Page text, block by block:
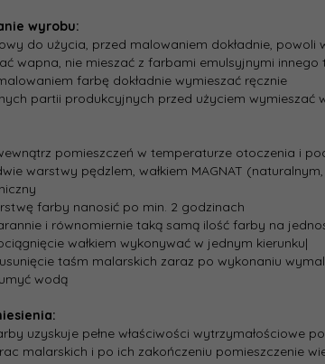
wyrobu:
do użycia, przed malowaniem dokładnie, powoli
wapna, nie mieszać z farbami emulsyjnymi innego
farbę dokładnie wymieszać ręcznie
partii produkcyjnych przed użyciem wymieszać
pomieszczeń w temperaturze otoczenia i
warstwy pędzlem, wałkiem MAGNAT
farby nanosić po min. 2 godzinach
i równomiernie taką samą ilość farby na
wałkiem wykonywać w jednym kierunku|
taśm malarskich zaraz po wykonaniu
wodą
uzyskuje pełne właściwości wytrzymałościowe
malarskich i po ich zakończeniu pomieszczenie